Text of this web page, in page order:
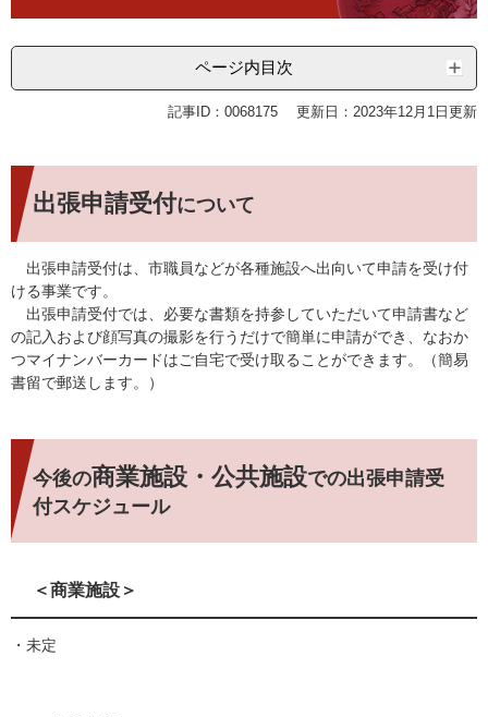
ページ内目次
記事ID：0068175 更新日：2023年12月1日更新
出張申請受付について
出張申請受付は、市職員などが各種施設へ出向いて申請を受け付
ける事業です。
出張申請受付では、必要な書類を持参していただいて申請書など
の記入および顔写真の撮影を行うだけで簡単に申請ができ、なおか
つマイナンバーカードはご自宅で受け取ることができます。（簡易
書留で郵送します。）
今後の商業施設・公共施設での出張申請受
付スケジュール
＜商業施設＞
・未定